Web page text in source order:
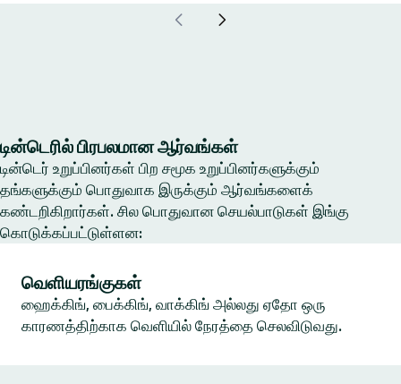
டின்டெரில் பிரபலமான ஆர்வங்கள்
டின்டெர் உறுப்பினர்கள் பிற சமூக உறுப்பினர்களுக்கும்
தங்களுக்கும் பொதுவாக இருக்கும் ஆர்வங்களைக்
கண்டறிகிறார்கள். சில பொதுவான செயல்பாடுகள் இங்கு
கொடுக்கப்பட்டுள்ளன:
வெளியரங்குகள்
ஹைக்கிங், பைக்கிங், வாக்கிங் அல்லது ஏதோ ஒரு
காரணத்திற்காக வெளியில் நேரத்தை செலவிடுவது.